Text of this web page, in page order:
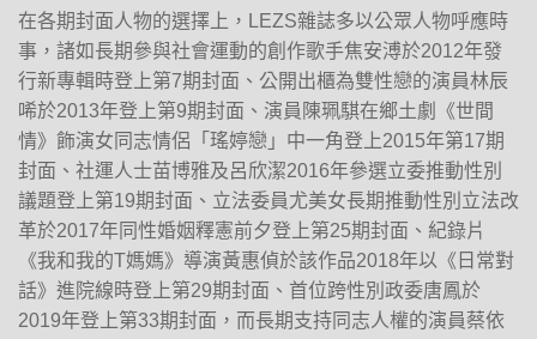
在各期封面人物的選擇上，LEZS雜誌多以公眾人物呼應時
事，諸如長期參與社會運動的創作歌手焦安溥於2012年發
行新專輯時登上第7期封面、公開出櫃為雙性戀的演員林辰
唏於2013年登上第9期封面、演員陳珮騏在鄉土劇《世間
情》飾演女同志情侶「瑤婷戀」中一角登上2015年第17期
封面、社運人士苗博雅及呂欣潔2016年參選立委推動性別
議題登上第19期封面、立法委員尤美女長期推動性別立法改
革於2017年同性婚姻釋憲前夕登上第25期封面、紀錄片
《我和我的T媽媽》導演黃惠偵於該作品2018年以《日常對
話》進院線時登上第29期封面、首位跨性別政委唐鳳於
2019年登上第33期封面，而長期支持同志人權的演員蔡依